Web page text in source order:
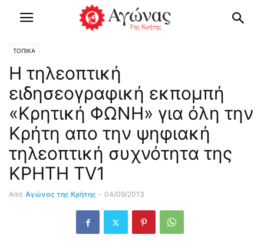
ΤΟΠΙΚΑ
H τηλεοπτική
ειδησεογραφική εκπομπή
«Κρητική ΦΩΝΗ» για όλη την
Κρήτη απo την ψηφιακή
τηλεοπτική συχνότητα της
ΚΡΗΤΗ TV1
Από Αγώνας της Κρήτης - 04/09/2013